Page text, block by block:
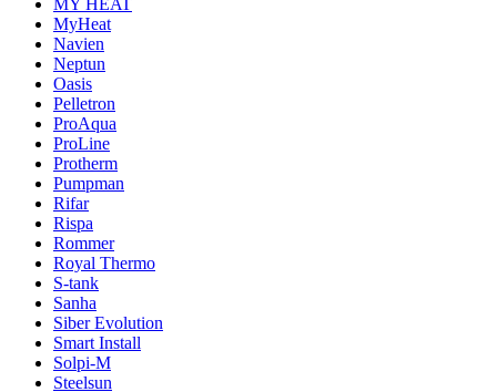
MY HEAT
MyHeat
Navien
Neptun
Oasis
Pelletron
ProAqua
ProLine
Protherm
Pumpman
Rifar
Rispa
Rommer
Royal Thermo
S-tank
Sanha
Siber Evolution
Smart Install
Solpi-M
Steelsun